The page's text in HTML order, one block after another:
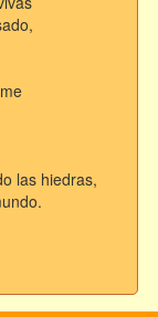
las hiedras,